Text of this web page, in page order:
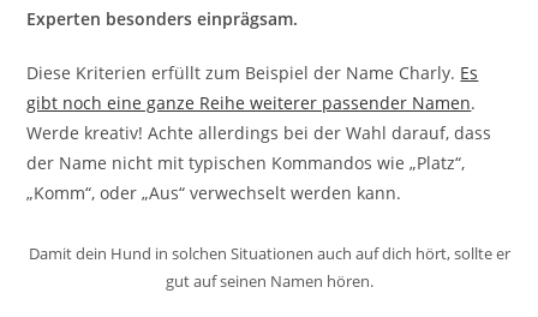
Experten besonders einprägsam.
Diese Kriterien erfüllt zum Beispiel der Name Charly. Es
gibt noch eine ganze Reihe weiterer passender Namen.
Werde kreativ! Achte allerdings bei der Wahl darauf, dass
der Name nicht mit typischen Kommandos wie „Platz“,
„Komm“, oder „Aus“ verwechselt werden kann.
Damit dein Hund in solchen Situationen auch auf dich hört, sollte er
gut auf seinen Namen hören.